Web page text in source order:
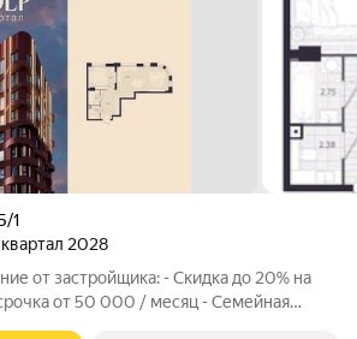
1
квартал 2028
от застройщика: - Скидка до 20% на
000 / месяц - Семейная